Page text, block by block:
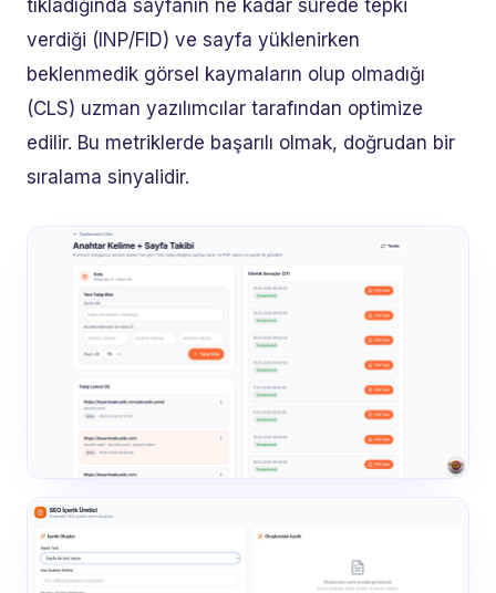
tıkladığında sayfanın ne kadar sürede tepki
verdiği (INP/FID) ve sayfa yüklenirken
beklenmedik görsel kaymaların olup olmadığı
(CLS) uzman yazılımcılar tarafından optimize
edilir. Bu metriklerde başarılı olmak, doğrudan bir
sıralama sinyalidir.